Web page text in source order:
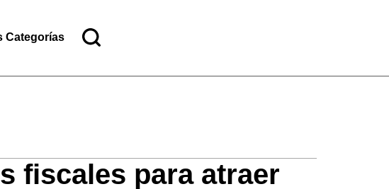
Categorías
fiscales para atraer